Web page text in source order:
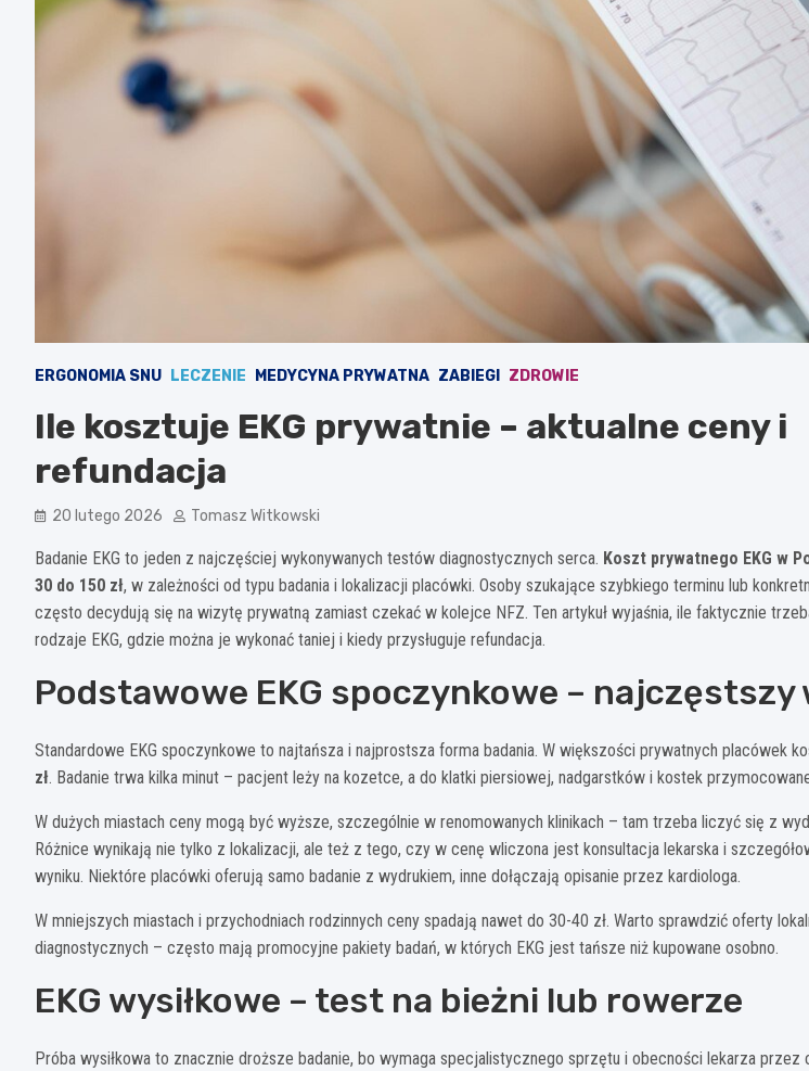
ERGONOMIA SNU LECZENIE MEDYCYNA PRYWATNA ZABIEGI ZDROWIE
Ile kosztuje EKG prywatnie – aktualne ceny i
refundacja
20 lutego 2026 Tomasz Witkowski
Badanie EKG to jeden z najczęściej wykonywanych testów diagnostycznych serca. Koszt prywatnego EKG w
30 do 150 zł, w zależności od typu badania i lokalizacji placówki. Osoby szukające szybkiego terminu lub
często decydują się na wizytę prywatną zamiast czekać w kolejce NFZ. Ten artykuł wyjaśnia, ile faktycznie
rodzaje EKG, gdzie można je wykonać taniej i kiedy przysługuje refundacja.
Podstawowe EKG spoczynkowe – najczęstszy
Standardowe EKG spoczynkowe to najtańsza i najprostsza forma badania. W większości prywatnych placówek
zł. Badanie trwa kilka minut – pacjent leży na kozetce, a do klatki piersiowej, nadgarstków i kostek
W dużych miastach ceny mogą być wyższe, szczególnie w renomowanych klinikach – tam trzeba liczyć się z
Różnice wynikają nie tylko z lokalizacji, ale też z tego, czy w cenę wliczona jest konsultacja lekarska i
wyniku. Niektóre placówki oferują samo badanie z wydrukiem, inne dołączają opisanie przez kardiologa.
W mniejszych miastach i przychodniach rodzinnych ceny spadają nawet do 30-40 zł. Warto sprawdzić oferty
diagnostycznych – często mają promocyjne pakiety badań, w których EKG jest tańsze niż kupowane osobno.
EKG wysiłkowe – test na bieżni lub rowerze
Próba wysiłkowa to znacznie droższe badanie, bo wymaga specjalistycznego sprzętu i obecności lekarza przez